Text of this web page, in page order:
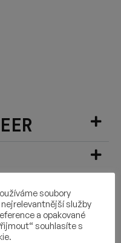
soubory
služby
a opakované
souhlasíte s